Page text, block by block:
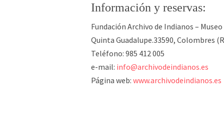
Información y reservas:
Fundación Archivo de Indianos –
Quinta Guadalupe.33590, Colombres
Teléfono: 985 412 005
e-mail: info@archivodeindianos.es
Página web: www.archivodeindianos.es